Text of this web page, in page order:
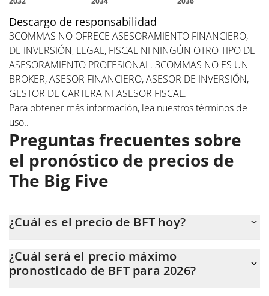
Descargo de responsabilidad
3COMMAS NO OFRECE ASESORAMIENTO FINANCIERO,
DE INVERSIÓN, LEGAL, FISCAL NI NINGÚN OTRO TIPO DE
ASESORAMIENTO PROFESIONAL. 3COMMAS NO ES UN
BROKER, ASESOR FINANCIERO, ASESOR DE INVERSIÓN,
GESTOR DE CARTERA NI ASESOR FISCAL.
Para obtener más información, lea nuestrostérminos de
uso..
Preguntas frecuentes sobre
el pronóstico de precios de
The Big Five
¿Cuál es el precio de BFT hoy?
capitalización de mercado de $718.236.
¿Cuál será el precio máximo
pronosticado de BFT para 2026?